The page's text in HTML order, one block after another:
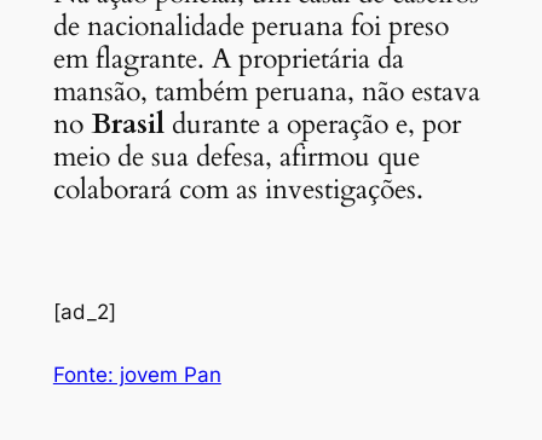
de nacionalidade peruana foi preso
em flagrante. Aproprietária da
mansão, também peruana, não estava
noBrasildurante a operação e, por
meio de sua defesa, afirmou que
colaborará com as investigações.
[ad_2]
Fonte: jovem Pan